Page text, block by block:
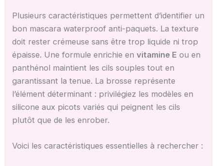
Plusieurs caractéristiques permettent d’identifier un
bon mascara waterproof anti-paquets. La texture
doit rester crémeuse sans être trop liquide ni trop
épaisse. Une formule enrichie envitamine E ou en
panthénol maintient les cils souples tout en
garantissant la tenue. La brosse représente
l’élément déterminant : privilégiez les modèles en
silicone aux picots variés qui peignent les cils
plutôt que de les enrober.
Voici les caractéristiques essentielles à rechercher :